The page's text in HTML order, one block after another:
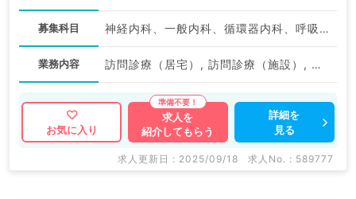
募集科目 神経内科、一般内科、循環器内科、呼吸器内科、消化器内科、内分泌・代謝内科、腎臓内科、老年内科、血液内科、膠原病科
業務内容 訪問診療（居宅）, 訪問診療（施設）, 専門外来, 病棟管理
お気に入り
求人を
紹介してもらう
詳細を
見る
求人更新日 : 2025/09/18 求人No. : 589777